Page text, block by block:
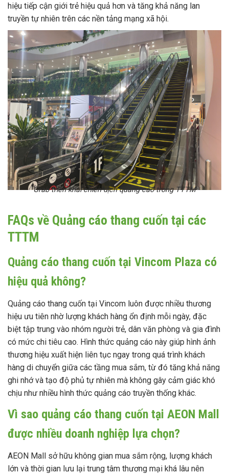
hiệu tiếp cận giới trẻ hiệu quả hơn và tăng khả năng lan
truyền tự nhiên trên các nền tảng mạng xã hội.
Grab triển khai chiến dịch quảng cáo trong TTTM
FAQs về Quảng cáo thang cuốn tại các
TTTM
Quảng cáo thang cuốn tại Vincom Plaza có
hiệu quả không?
Quảng cáo thang cuốn tại Vincom luôn được nhiều thương
hiệu ưu tiên nhờ lượng khách hàng ổn định mỗi ngày, đặc
biệt tập trung vào nhóm người trẻ, dân văn phòng và gia đình
có mức chi tiêu cao. Hình thức quảng cáo này giúp hình ảnh
thương hiệu xuất hiện liên tục ngay trong quá trình khách
hàng di chuyển giữa các tầng mua sắm, từ đó tăng khả năng
ghi nhớ và tạo độ phủ tự nhiên mà không gây cảm giác khó
chịu như nhiều hình thức quảng cáo truyền thống khác.
Vì sao quảng cáo thang cuốn tại AEON Mall
được nhiều doanh nghiệp lựa chọn?
AEON Mall sở hữu không gian mua sắm rộng, lượng khách
lớn và thời gian lưu lại trung tâm thương mại khá lâu nên